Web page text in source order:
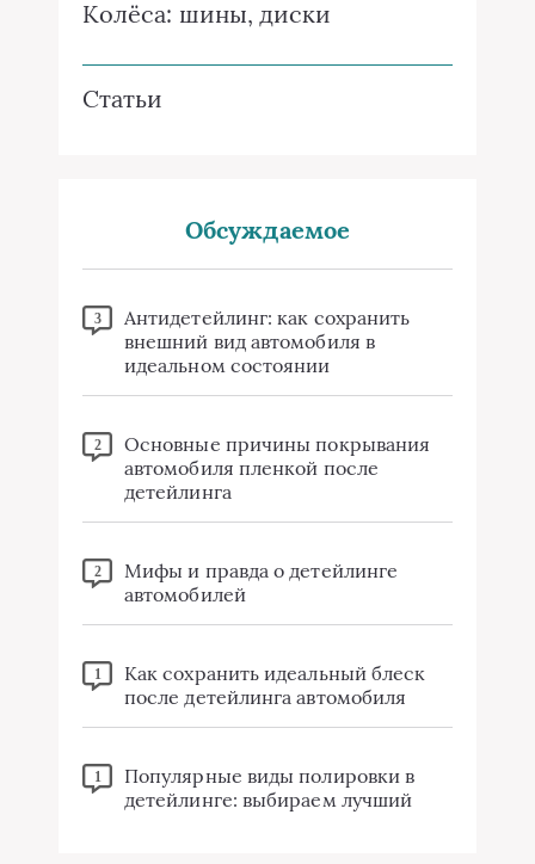
Колёса: шины, диски
Статьи
Обсуждаемое
3
Антидетейлинг: как сохранить
внешний вид автомобиля в
идеальном состоянии
2
Основные причины покрывания
автомобиля пленкой после
детейлинга
2
Мифы и правда о детейлинге
автомобилей
1
Как сохранить идеальный блеск
после детейлинга автомобиля
1
Популярные виды полировки в
детейлинге: выбираем лучший